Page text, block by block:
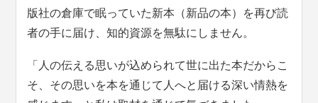
版社の倉庫で眠っていた新本（新品の本）を再び読
者の手に届け、知的資源を無駄にしません。
「人の伝える思いが込められて世に出た本だからこ
そ、その思いを本を通じて人へと届ける深い情熱を